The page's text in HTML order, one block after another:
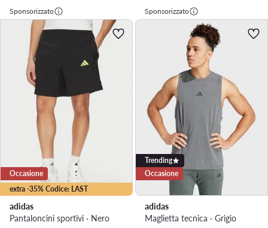
Sponsorizzato
extra -35% Codice: LAST
Occasione
adidas
Pantaloncini sportivi · Nero
Sponsorizzato
Trending
Occasione
adidas
Maglietta tecnica · Grigio